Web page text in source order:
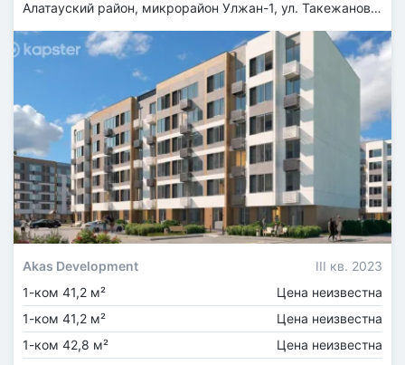
Алатауский район, микрорайон Улжан-1, ул. Такежанова,
44
Akas Development
III кв. 2023
1-ком 41,2 м²
Цена неизвестна
1-ком 41,2 м²
Цена неизвестна
1-ком 42,8 м²
Цена неизвестна